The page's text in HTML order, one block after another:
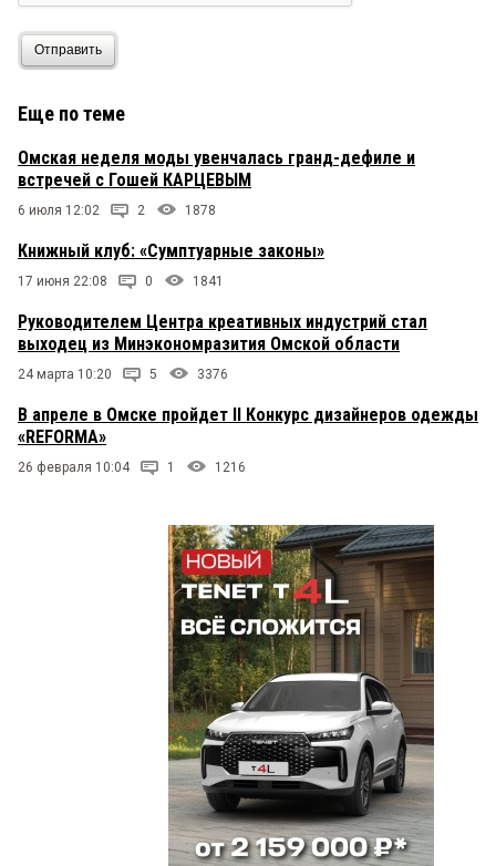
Отправить
Еще по теме
Омская неделя моды увенчалась гранд-дефиле и
встречей с Гошей КАРЦЕВЫМ
6 июля 12:02 2 1878
Книжный клуб: «Сумптуарные законы»
17 июня 22:08 0 1841
Руководителем Центра креативных индустрий стал
выходец из Минэкономразития Омской области
24 марта 10:20 5 3376
В апреле в Омске пройдет II Конкурс дизайнеров одежды
«REFORMA»
26 февраля 10:04 1 1216